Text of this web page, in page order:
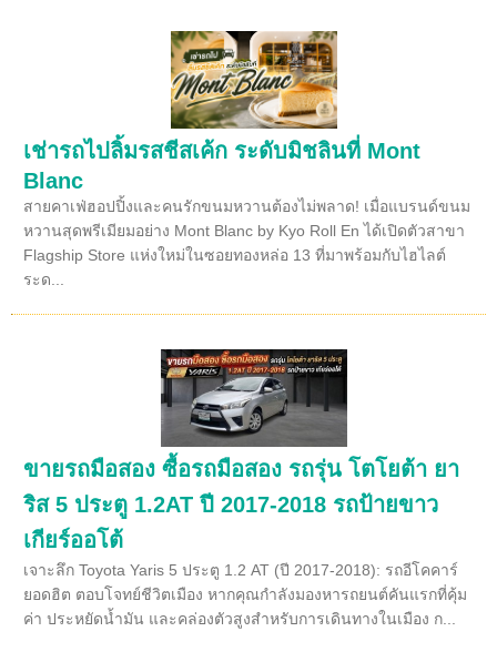
เช่ารถไปลิ้มรสชีสเค้ก ระดับมิชลินที่ Mont
Blanc
สายคาเฟ่ฮอปปิ้งและคนรักขนมหวานต้องไม่พลาด! เมื่อแบรนด์ขนม
หวานสุดพรีเมียมอย่าง Mont Blanc by Kyo Roll En ได้เปิดตัวสาขา
Flagship Store แห่งใหม่ในซอยทองหล่อ 13 ที่มาพร้อมกับไฮไลต์
ระด...
ขายรถมือสอง ซื้อรถมือสอง รถรุ่น โตโยต้า ยา
ริส 5 ประตู 1.2AT ปี 2017-2018 รถป้ายขาว
เกียร์ออโต้
เจาะลึก Toyota Yaris 5 ประตู 1.2 AT (ปี 2017-2018): รถอีโคคาร์
ยอดฮิต ตอบโจทย์ชีวิตเมือง หากคุณกำลังมองหารถยนต์คันแรกที่คุ้ม
ค่า ประหยัดน้ำมัน และคล่องตัวสูงสำหรับการเดินทางในเมือง ก...